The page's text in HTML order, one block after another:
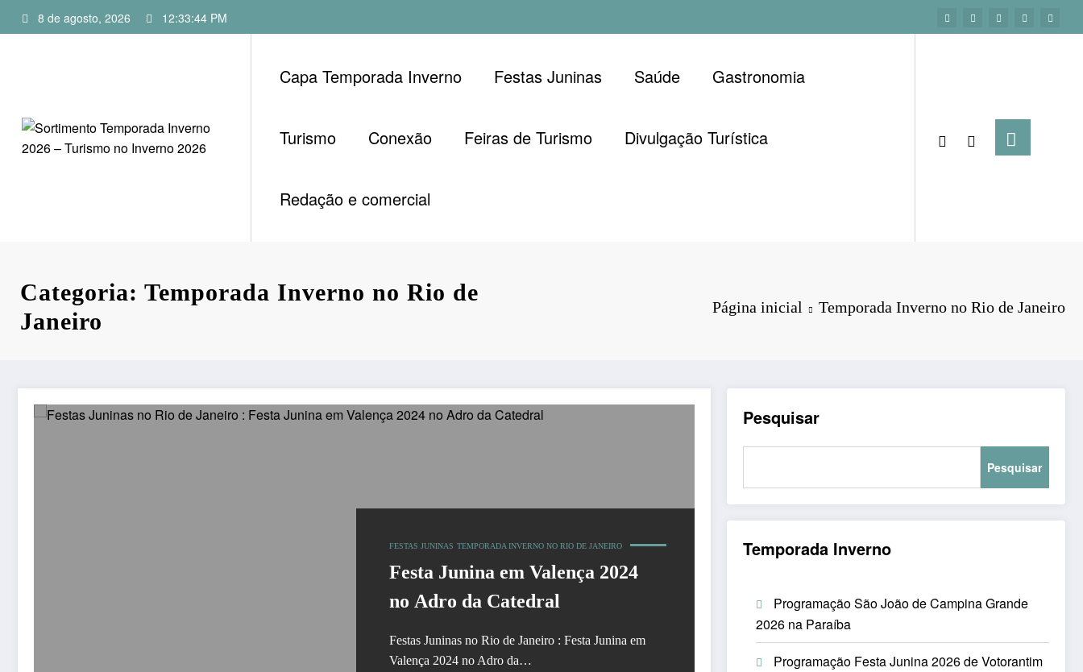
para
8 de agosto, 2026 12:33:45 PM
Capa Temporada Inverno Festas Juninas Saúde Gastronomia
Turismo Conexão Feiras de Turismo Divulgação Turística
Redação e comercial
Categoria: Temporada Inverno no Rio de
Janeiro
Página inicial Temporada Inverno no Rio de Janeiro
FESTAS JUNINAS TEMPORADA INVERNO NO RIO DE JANEIRO
Festa Junina em Valença 2024
no Adro da Catedral
Festas Juninas no Rio de Janeiro : Festa Junina em
Valença 2024 no Adro da…
Pesquisar
Pesquisar
Temporada Inverno
Programação São João de Campina Grande
2026 na Paraíba
Programação Festa Junina 2026 de Votorantim